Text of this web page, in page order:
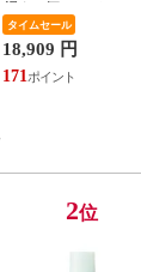
x 6
タイムセール
18,909 円
171
2位